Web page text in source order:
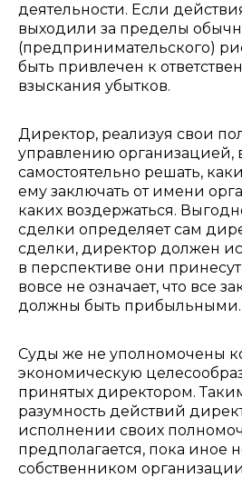
деятельности. Если
выходили за пределы
(предпринимательского)
быть привлечен к
взыскания убытков.
Директор, реализуя свои
управлению организацией,
самостоятельно решать,
ему заключать от имени
каких воздержаться.
сделки определяет сам
сделки, директор должен
в перспективе они
вовсе не означает, что все
должны быть прибыльными.
Суды же не уполномочены
экономическую
принятых директором.
разумность действий
исполнении своих
предполагается, пока иное
собственником